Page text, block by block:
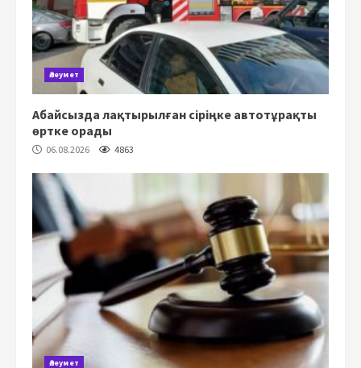
Әлеумет
Абайсызда лақтырылған сіріңке автотұрақты
өртке орады
06.08.2026 4863
Әлеумет